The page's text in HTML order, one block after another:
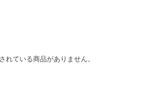
れている商品がありません。